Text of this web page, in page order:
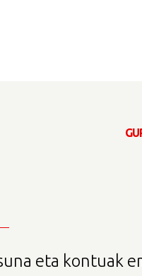
eta kontuak